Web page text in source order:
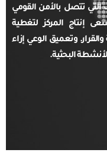
التي تتصل بالأمن القومي
إنتاج المركز لتغطية
والقرار. وتعميق الوعي إزاء
البحثية.